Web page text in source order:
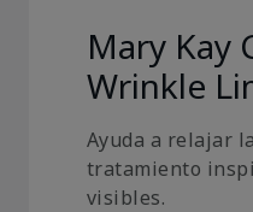
Mary Kay
Wrinkle
Ayuda a relajar
tratamiento
visibles.